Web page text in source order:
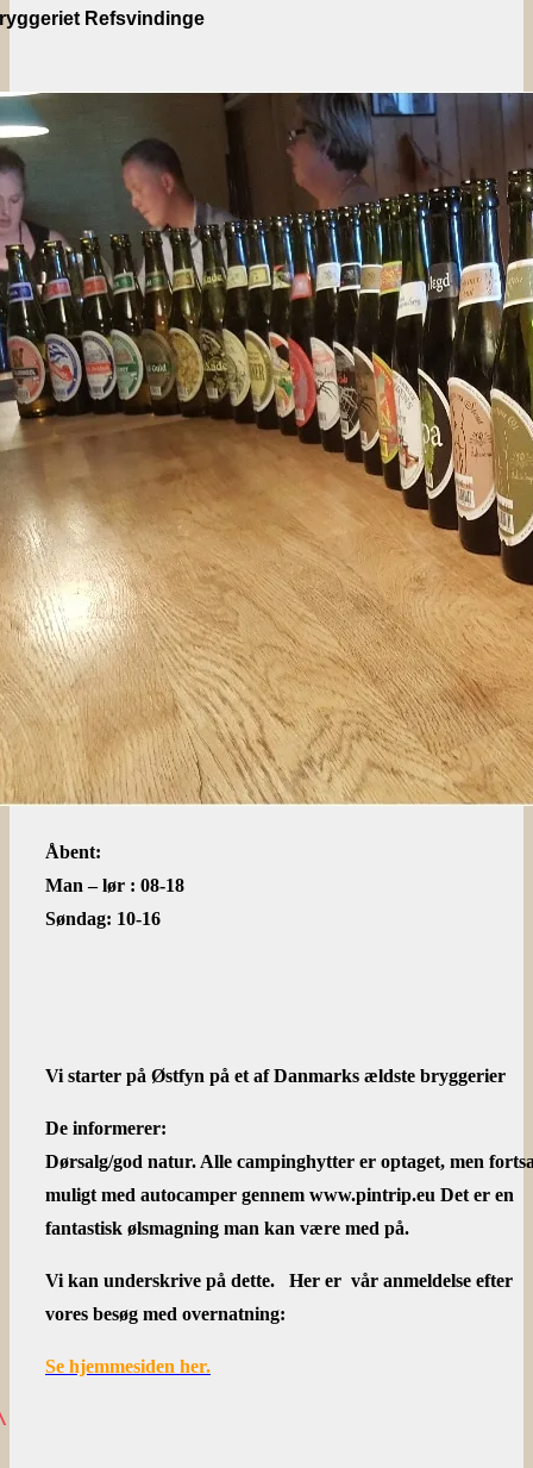
Refsvindinge
Åbent:
Man – lør : 08-18
Søndag: 10-16
Vi starter på Østfyn på et af Danmarks ældste bryggerier
De informerer:
Dørsalg/god natur. Alle campinghytter er optaget, men
muligt med autocamper gennem www.pintrip.eu Det er en
fantastisk ølsmagning man kan være med på.
Vi kan underskrive på dette. Her er vår anmeldelse efter
vores besøg med overnatning:
Se hjemmesiden her.